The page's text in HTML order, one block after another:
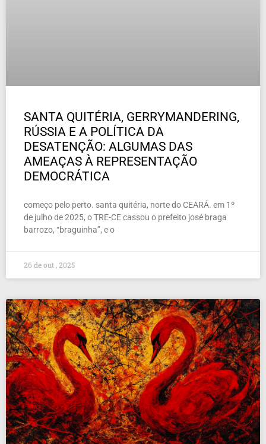
SANTA QUITÉRIA, GERRYMANDERING,
RÚSSIA E A POLÍTICA DA
DESATENÇÃO: ALGUMAS DAS
AMEAÇAS À REPRESENTAÇÃO
DEMOCRÁTICA
começo pelo perto. santa quitéria, norte do CEARÁ. em 1º
de julho de 2025, o TRE-CE cassou o prefeito josé braga
barrozo, “braguinha”, e o
26 de out , 2025